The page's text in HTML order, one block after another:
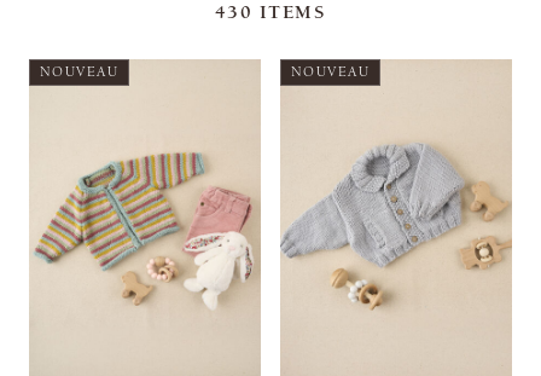
430 ITEMS
NOUVEAU NOUVEAU